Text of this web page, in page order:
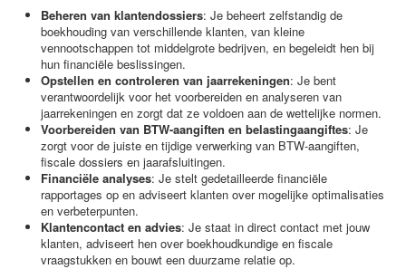
Beheren van klantendossiers: Je beheert zelfstandig de
boekhouding van verschillende klanten, van kleine
vennootschappen tot middelgrote bedrijven, en begeleidt hen bij
hun financiële beslissingen.
Opstellen en controleren van jaarrekeningen: Je bent
verantwoordelijk voor het voorbereiden en analyseren van
jaarrekeningen en zorgt dat ze voldoen aan de wettelijke normen.
Voorbereiden van BTW-aangiften en belastingaangiftes: Je
zorgt voor de juiste en tijdige verwerking van BTW-aangiften,
fiscale dossiers en jaarafsluitingen.
Financiële analyses: Je stelt gedetailleerde financiële
rapportages op en adviseert klanten over mogelijke optimalisaties
en verbeterpunten.
Klantencontact en advies: Je staat in direct contact met jouw
klanten, adviseert hen over boekhoudkundige en fiscale
vraagstukken en bouwt een duurzame relatie op.